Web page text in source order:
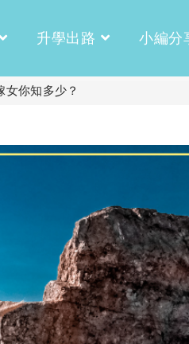
升學出路 小編分
女你知多少？